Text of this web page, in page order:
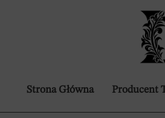
Strona Główna Producent